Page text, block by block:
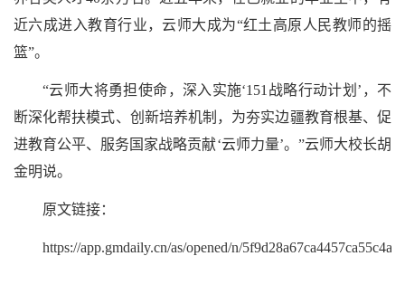
近六成进入教育行业，云师大成为“红土高原人民教师的摇
篮”。
“云师大将勇担使命，深入实施‘151战略行动计划’，不
断深化帮扶模式、创新培养机制，为夯实边疆教育根基、促
进教育公平、服务国家战略贡献‘云师力量’。”云师大校长胡
金明说。
原文链接：
https://app.gmdaily.cn/as/opened/n/